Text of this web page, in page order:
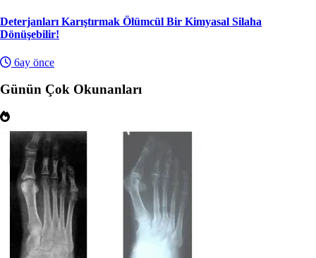
Deterjanları Karıştırmak Ölümcül Bir Kimyasal Silaha
Dönüşebilir!
6ay önce
Günün Çok Okunanları